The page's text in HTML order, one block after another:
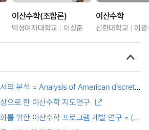
이산수학(조합론)
덕성여자대학교 이상준
이산수학
신한대학교 이
서의 분석 = Analysis of American discrete
으로 한 이산수학 지도연구
를 위한 이산수학 프로그램 개발 연구 = (A)